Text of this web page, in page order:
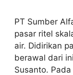
PT Sumber
pasar ritel
air. Didirikan
berawal dari
Susanto.